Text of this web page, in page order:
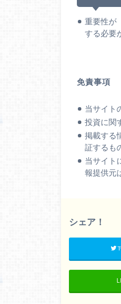
重要性が
する必要
免責事項
当サイト
投資に関
掲載する
証するも
当サイト
報提供元
シェア！